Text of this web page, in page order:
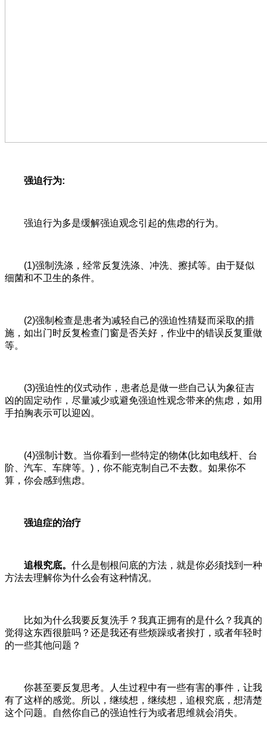
强迫行为:
强迫行为多是缓解强迫观念引起的焦虑的行为。
(1)强制洗涤，经常反复洗涤、冲洗、擦拭等。由于疑似
细菌和不卫生的条件。
(2)强制检查是患者为减轻自己的强迫性猜疑而采取的措
施，如出门时反复检查门窗是否关好，作业中的错误反复重做
等。
(3)强迫性的仪式动作，患者总是做一些自己认为象征吉
凶的固定动作，尽量减少或避免强迫性观念带来的焦虑，如用
手拍胸表示可以迎凶。
(4)强制计数。当你看到一些特定的物体(比如电线杆、台
阶、汽车、车牌等。)，你不能克制自己不去数。如果你不
算，你会感到焦虑。
强迫症的治疗
追根究底。 什么是刨根问底的方法，就是你必须找到一种
方法去理解你为什么会有这种情况。
比如为什么我要反复洗手？我真正拥有的是什么？我真的
觉得这东西很脏吗？还是我还有些烦躁或者挨打，或者年轻时
的一些其他问题？
你甚至要反复思考。人生过程中有一些有害的事件，让我
有了这样的感觉。所以，继续想，继续想，追根究底，想清楚
这个问题。自然你自己的强迫性行为或者思维就会消失。